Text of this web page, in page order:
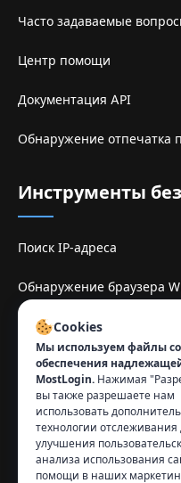
Часто задаваемые
Центр помощи
Документация API
Обнаружение отпечатка
Инструменты
Поиск IP-адреса
Обнаружение браузера
Sitio de espelhe TamilMV
Контакты:
info@mostlogin.com
Cookies
Мы используем файлы
обеспечения
MostLogin. Нажимая
вы также разрешаете нам
использовать
технологии отслеживания
улучшения
анализа использования
помощи в наших